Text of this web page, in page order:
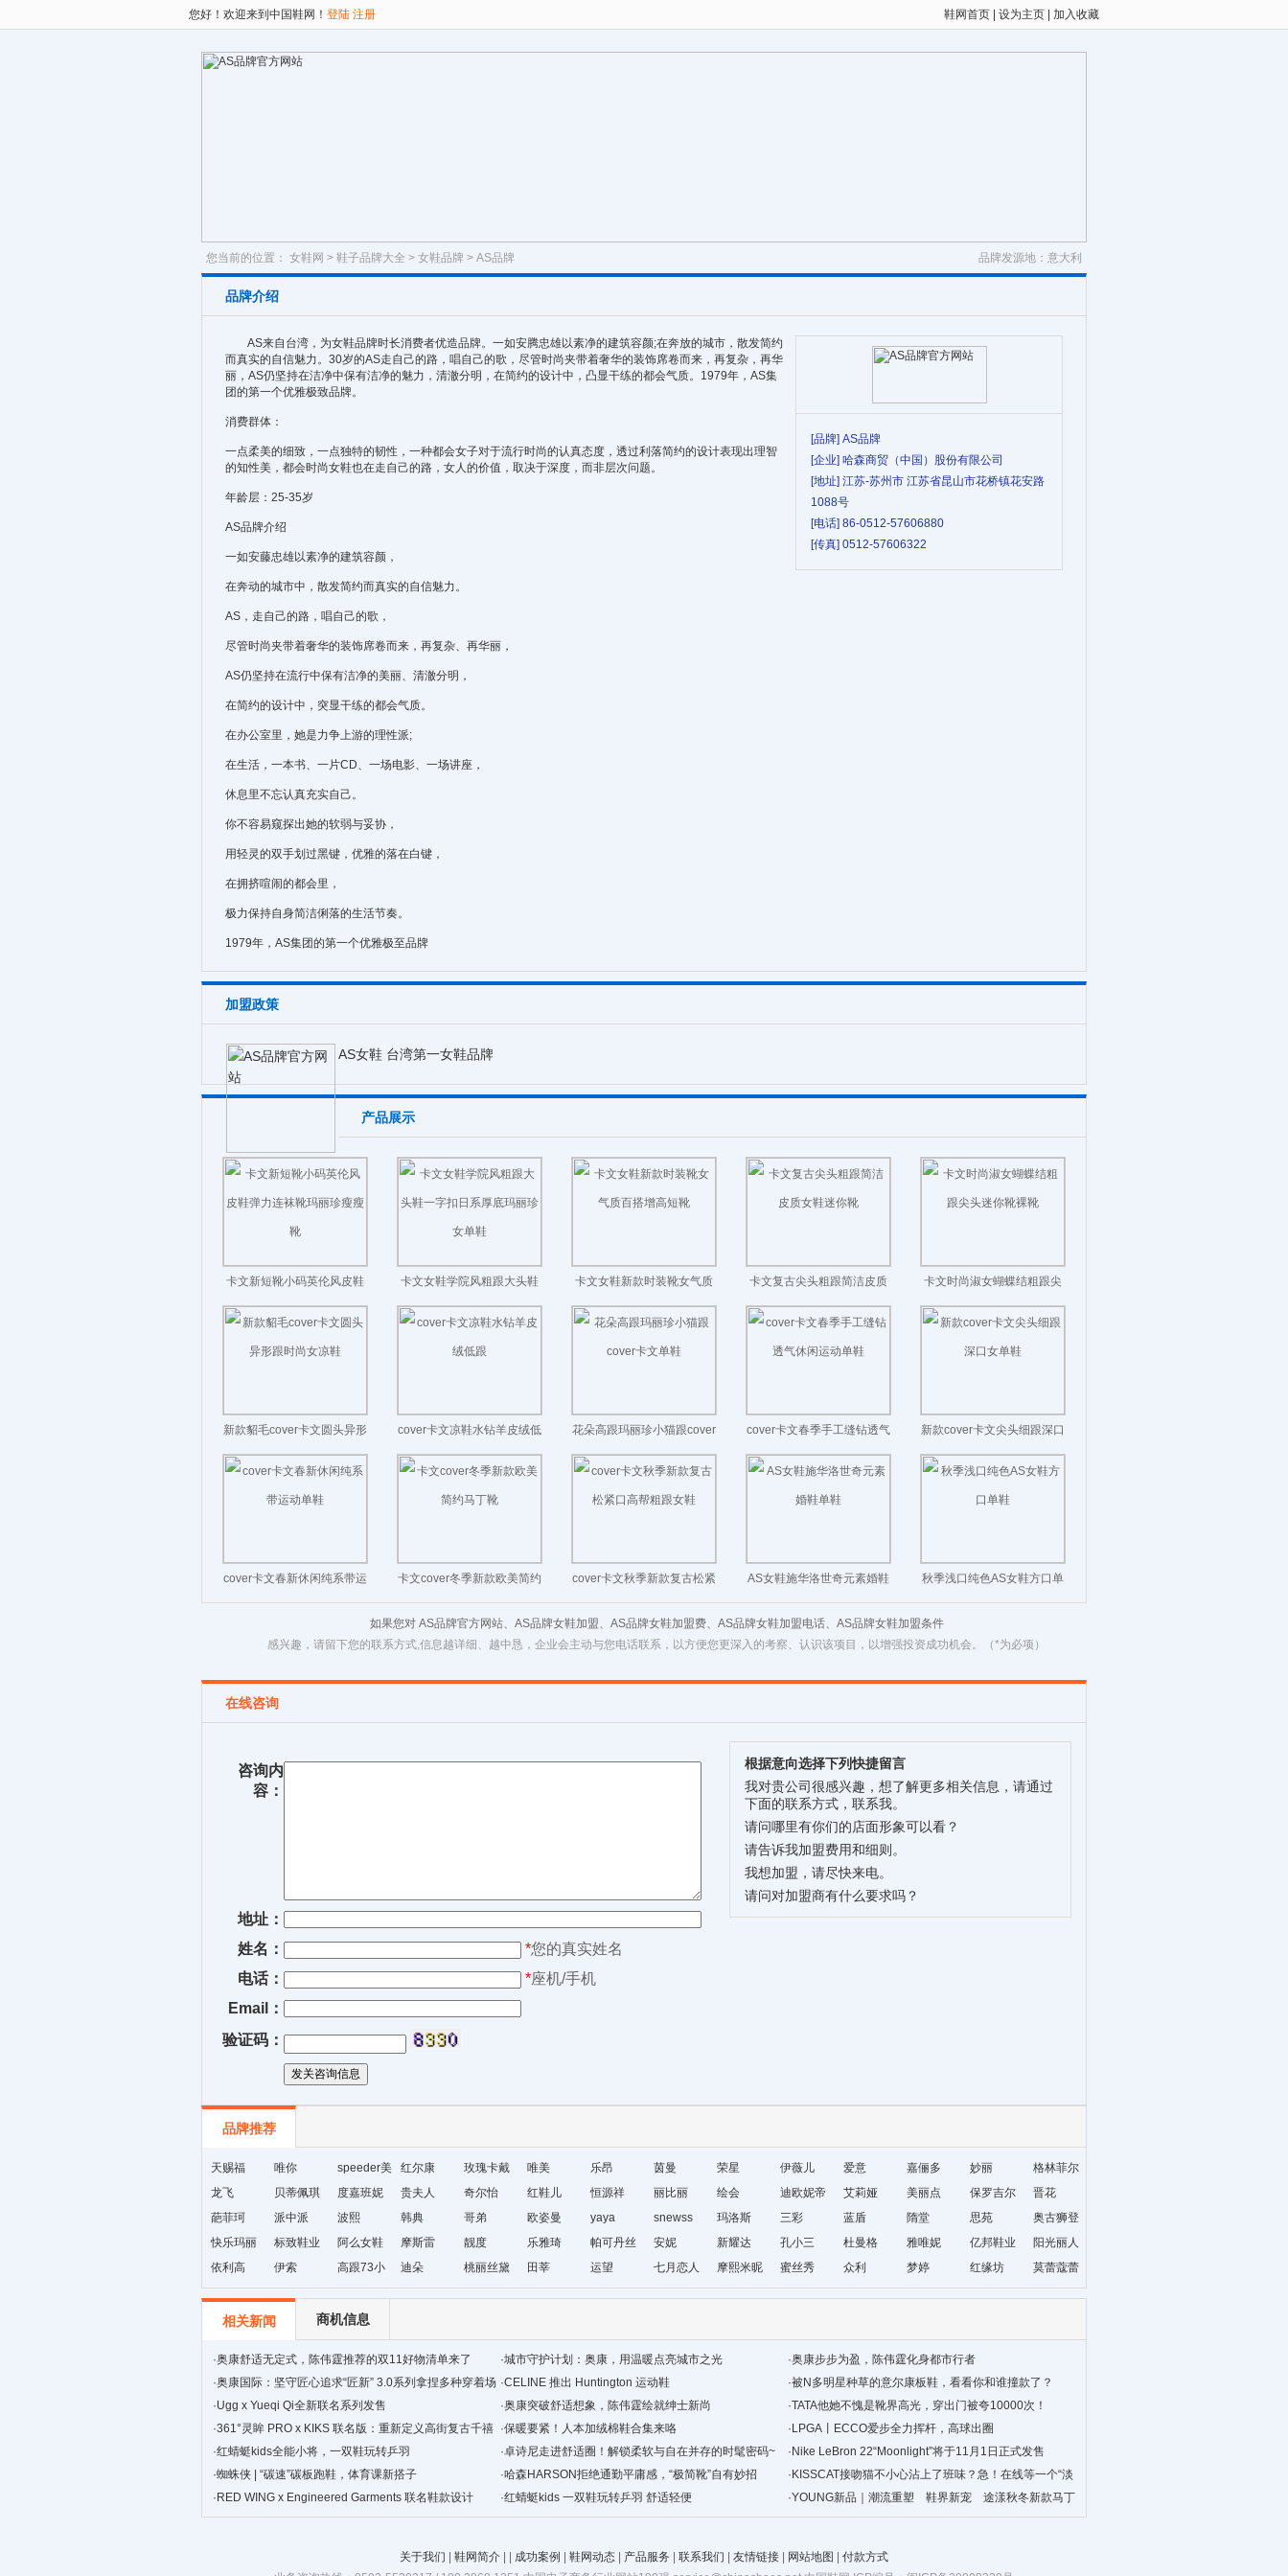
鞋网首页 设为主页 加入收藏
您好！欢迎来到中国鞋网！ 登陆 注册
品牌发源地：意大利
您当前的位置： 女鞋网 > 鞋子品牌大全 > 女鞋品牌 > AS品牌
品牌介绍
[品牌] AS品牌
[企业] 哈森商贸（中国）股份有限公司
[地址] 江苏-苏州市 江苏省昆山市花桥镇花安路
1088号
[电话] 86-0512-57606880
[传真] 0512-57606322
AS来自台湾，为女鞋品牌时长消费者优造品牌。一如安腾忠雄以素净的建筑容颜;在奔放的城市，散发简约
而真实的自信魅力。30岁的AS走自己的路，唱自己的歌，尽管时尚夹带着奢华的装饰席卷而来，再复杂，再华
丽，AS仍坚持在洁净中保有洁净的魅力，清澈分明，在简约的设计中，凸显干练的都会气质。1979年，AS集
团的第一个优雅极致品牌。
消费群体：
一点柔美的细致，一点独特的韧性，一种都会女子对于流行时尚的认真态度，透过利落简约的设计表现出理智
的知性美，都会时尚女鞋也在走自己的路，女人的价值，取决于深度，而非层次问题。
年龄层：25-35岁
AS品牌介绍
一如安藤忠雄以素净的建筑容颜，
在奔动的城市中，散发简约而真实的自信魅力。
AS，走自己的路，唱自己的歌，
尽管时尚夹带着奢华的装饰席卷而来，再复杂、再华丽，
AS仍坚持在流行中保有洁净的美丽、清澈分明，
在简约的设计中，突显干练的都会气质。
在办公室里，她是力争上游的理性派;
在生活，一本书、一片CD、一场电影、一场讲座，
休息里不忘认真充实自己。
你不容易窥探出她的软弱与妥协，
用轻灵的双手划过黑键，优雅的落在白键，
在拥挤喧闹的都会里，
极力保持自身简洁俐落的生活节奏。
1979年，AS集团的第一个优雅极至品牌
加盟政策
AS女鞋 台湾第一女鞋品牌
产品展示
卡文新短靴小码英伦风皮鞋
弹力连袜靴玛丽珍瘦瘦靴
卡文女鞋学院风粗跟大头鞋
一字扣日系厚底玛丽珍女单
卡文女鞋新款时装靴女气质
百搭增高短靴
卡文复古尖头粗跟简洁皮质
女鞋迷你靴
卡文时尚淑女蝴蝶结粗跟尖
头迷你靴裸靴
新款貂毛cover卡文圆头异形
跟时尚女凉鞋
cover卡文凉鞋水钻羊皮绒低
跟
花朵高跟玛丽珍小猫跟cover
卡文单鞋
cover卡文春季手工缝钻透气
休闲运动单鞋
新款cover卡文尖头细跟深口
女单鞋
cover卡文春新休闲纯系带运
动单鞋
卡文cover冬季新款欧美简约
马丁靴
cover卡文秋季新款复古松紧
口高帮粗跟女鞋
AS女鞋施华洛世奇元素婚鞋
单鞋
秋季浅口纯色AS女鞋方口单
鞋
如果您对 AS品牌官方网站、AS品牌女鞋加盟、AS品牌女鞋加盟费、AS品牌女鞋加盟电话、AS品牌女鞋加盟条件
感兴趣，请留下您的联系方式,信息越详细、越中恳，企业会主动与您电话联系，以方便您更深入的考察、认识该项目，以增强投资成功机会。（*为必项）
在线咨询
咨询内
容：
地址：
姓名：
*您的真实姓名
电话：
*座机/手机
Email：
验证码：
根据意向选择下列快捷留言
我对贵公司很感兴趣，想了解更多相关信息，请通过
下面的联系方式，联系我。
请问哪里有你们的店面形象可以看？
请告诉我加盟费用和细则。
我想加盟，请尽快来电。
请问对加盟商有什么要求吗？
品牌推荐
天赐福 唯你
speeder美
国暴龙
红尔康
玫瑰卡戴
尔
唯美 乐昂 茵曼 荣星 伊薇儿 爱意 嘉俪多 妙丽
格林菲尔
龙飞
贝蒂佩琪 度嘉班妮 贵夫人 奇尔怡 红鞋儿 恒源祥 丽比丽 绘会
迪欧妮帝
盛
艾莉娅 美丽点 保罗吉尔
晋花
葩菲珂
派中派 波熙 韩典 哥弟 欧姿曼 yaya snewss 玛洛斯 三彩 蓝盾 隋堂 思苑
奥古狮登
快乐玛丽
标致鞋业 阿么女鞋 摩斯雷 靓度 乐雅琦 帕可丹丝 安妮 新耀达 孔小三 杜曼格 雅唯妮 亿邦鞋业
阳光丽人
依利高
伊索
高跟73小
时
迪朵 桃丽丝黛 田莘 运望 七月恋人 摩熙米昵 蜜丝秀 众利 梦婷 红缘坊 莫蕾蔻蕾
相关新闻 商机信息
·奥康舒适无定式，陈伟霆推荐的双11好物清单来了 ·城市守护计划：奥康，用温暖点亮城市之光 ·奥康步步为盈，陈伟霆化身都市行者
·奥康国际：坚守匠心追求“匠新” 3.0系列拿捏多种穿着场
景
·CELINE 推出 Huntington 运动鞋 ·被N多明星种草的意尔康板鞋，看看你和谁撞款了？
·Ugg x Yueqi Qi全新联名系列发售 ·奥康突破舒适想象，陈伟霆绘就绅士新尚 ·TATA他她不愧是靴界高光，穿出门被夸10000次！
·361°灵眸 PRO x KIKS 联名版：重新定义高街复古千禧
跑鞋
·保暖要紧！人本加绒棉鞋合集来咯 · LPGA丨ECCO爱步全力挥杆，高球出圈
·红蜻蜓kids全能小将，一双鞋玩转乒羽 ·卓诗尼走进舒适圈！解锁柔软与自在并存的时髦密码~ · Nike LeBron 22“Moonlight”将于11月1日正式发售
·蜘蛛侠 | “碳速”碳板跑鞋，体育课新搭子 ·哈森HARSON拒绝通勤平庸感，“极简靴”自有妙招 · KISSCAT接吻猫不小心沾上了班味？急！在线等一个“淡
班精华”
· RED WING x Engineered Garments 联名鞋款设计 ·红蜻蜓kids 一双鞋玩转乒羽 舒适轻便 ·YOUNG新品｜潮流重塑 鞋界新宠 途漾秋冬新款马丁
靴 解锁你的时尚新篇章！
关于我们 鞋网简介 成功案例 鞋网动态 产品服务 联系我们 友情链接 网站地图
付款方式